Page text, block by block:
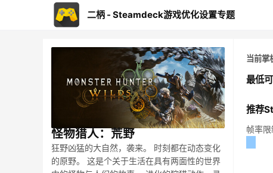
二柄 - Steamdeck游戏优化设置专题
怪物猎人：荒野
狂野凶猛的大自然，袭来。 时刻都在动态变化
的原野。 这是个关于生活在具有两面性的世界
当前掌
最低
推荐
帧率限